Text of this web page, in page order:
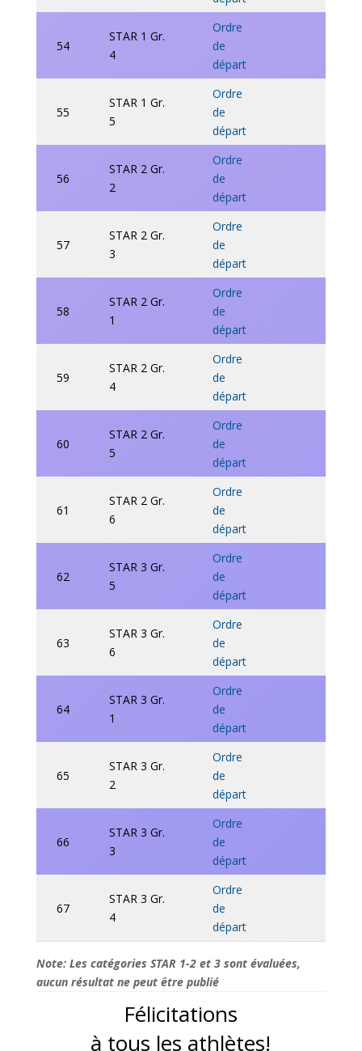
54
STAR 1 Gr.
4
Ordre
de
départ
55
STAR 1 Gr.
5
Ordre
de
départ
56
STAR 2 Gr.
2
Ordre
de
départ
57
STAR 2 Gr.
3
Ordre
de
départ
58
STAR 2 Gr.
1
Ordre
de
départ
59
STAR 2 Gr.
4
Ordre
de
départ
60
STAR 2 Gr.
5
Ordre
de
départ
61
STAR 2 Gr.
6
Ordre
de
départ
62
STAR 3 Gr.
5
Ordre
de
départ
63
STAR 3 Gr.
6
Ordre
de
départ
64
STAR 3 Gr.
1
Ordre
de
départ
65
STAR 3 Gr.
2
Ordre
de
départ
66
STAR 3 Gr.
3
Ordre
de
départ
67
STAR 3 Gr.
4
Ordre
de
départ
Note: Les catégories STAR 1-2 et 3 sont évaluées,
aucun résultat ne peut être publié
Félicitations
à tous les athlètes!